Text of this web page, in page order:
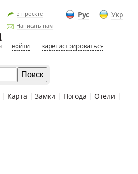
Рус Укр
о проекте
Написать нам
войти зарегистрироваться
| Карта | Замки | Погода | Отели |